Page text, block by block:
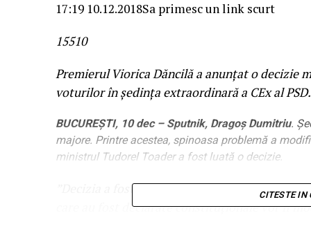
17:19 10.12.2018Sa primesc un link scurt
15510
Premierul Viorica Dăncilă a anunțat o decizie
voturilor în ședința extraordinară a CEx al PSD.
BUCUREȘTI, 10 dec – Sputnik, Dragoș Dumitriu.
majore. Printre acestea, spinoasa problemă a
ministrul Tudorel Toader a fost luată o decizie.
”Decizia a fost luată în unanimitate”, a spus
care au fost declarate constituționale vor fi
CITESTE IN